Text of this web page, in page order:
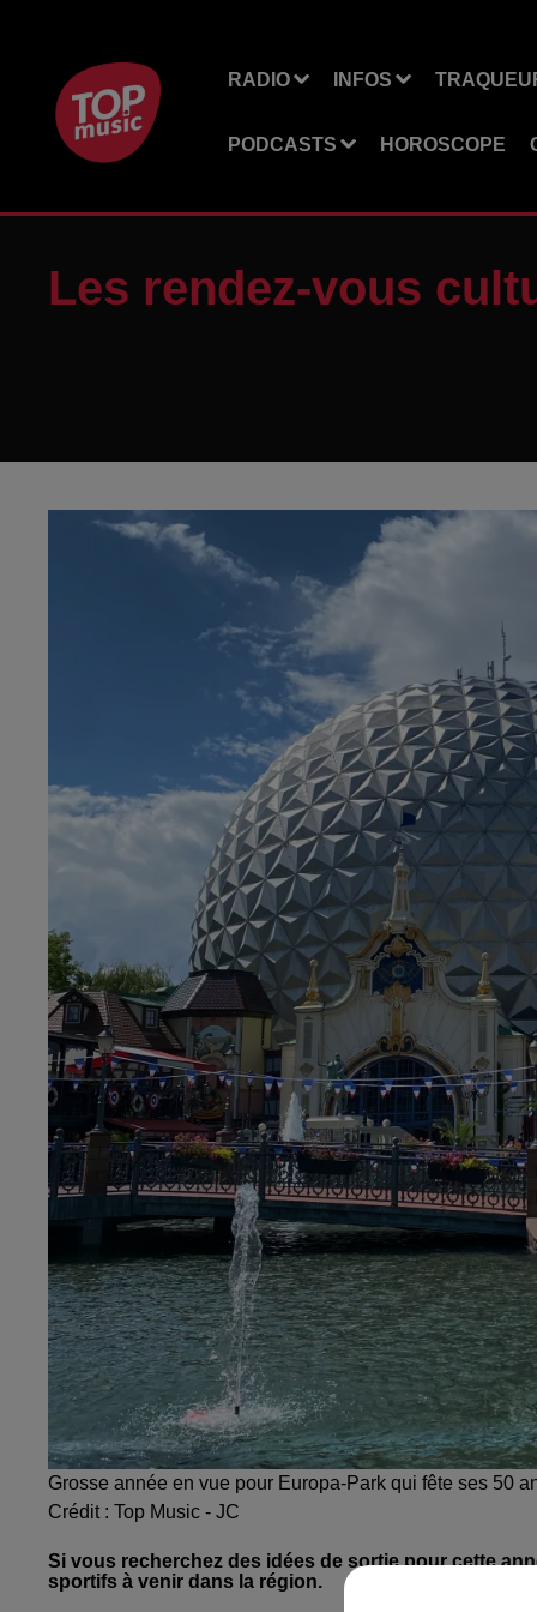
RADIO INFOS
PODCASTS HOROSCOPE
Les rendez-vous
Grosse année en vue pour Europa-Park qui fête ses 50
Crédit : Top Music - JC
Si vous recherchez des idées de sortie pour cette
sportifs à venir dans la région.